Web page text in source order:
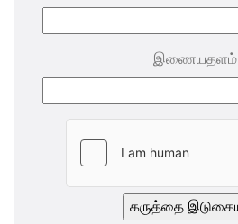
இணையதளம்